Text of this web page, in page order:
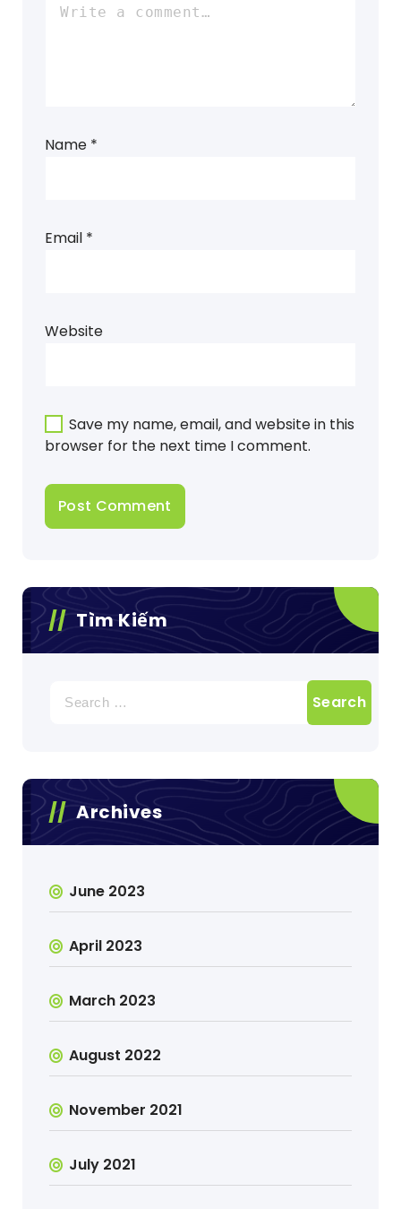
Name *
Email *
Website
Save my name, email, and website in this
browser for the next time I comment.
Tìm Kiếm
for:
Archives
June 2023
April 2023
March 2023
August 2022
November 2021
July 2021